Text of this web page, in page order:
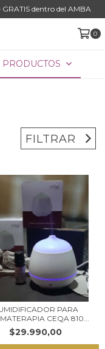
dentro del AMBA
0
PRODUCTOS
FILTRAR
PARA
CEQA 810...
$29.990,00